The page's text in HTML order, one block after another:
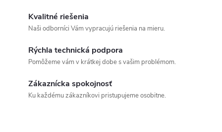
Kvalitné riešenia
Naši odborníci Vám vypracujú riešenia na mieru.
Rýchla technická podpora
Pomôžeme vám v krátkej dobe s vašim problémom.
Zákaznícka spokojnosť
Ku každému zákazníkovi pristupujeme osobitne.
Powered by chaterimo